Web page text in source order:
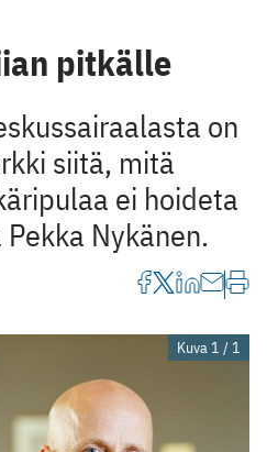
pitkälle
on
siitä, mitä
ei hoideta
Nykänen.
Kuva 1 / 1